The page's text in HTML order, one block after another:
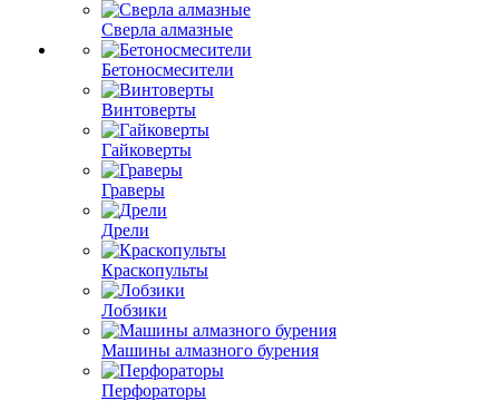
Сверла алмазные
Бетоносмесители
Винтоверты
Гайковерты
Граверы
Дрели
Краскопульты
Лобзики
Машины алмазного бурения
Перфораторы